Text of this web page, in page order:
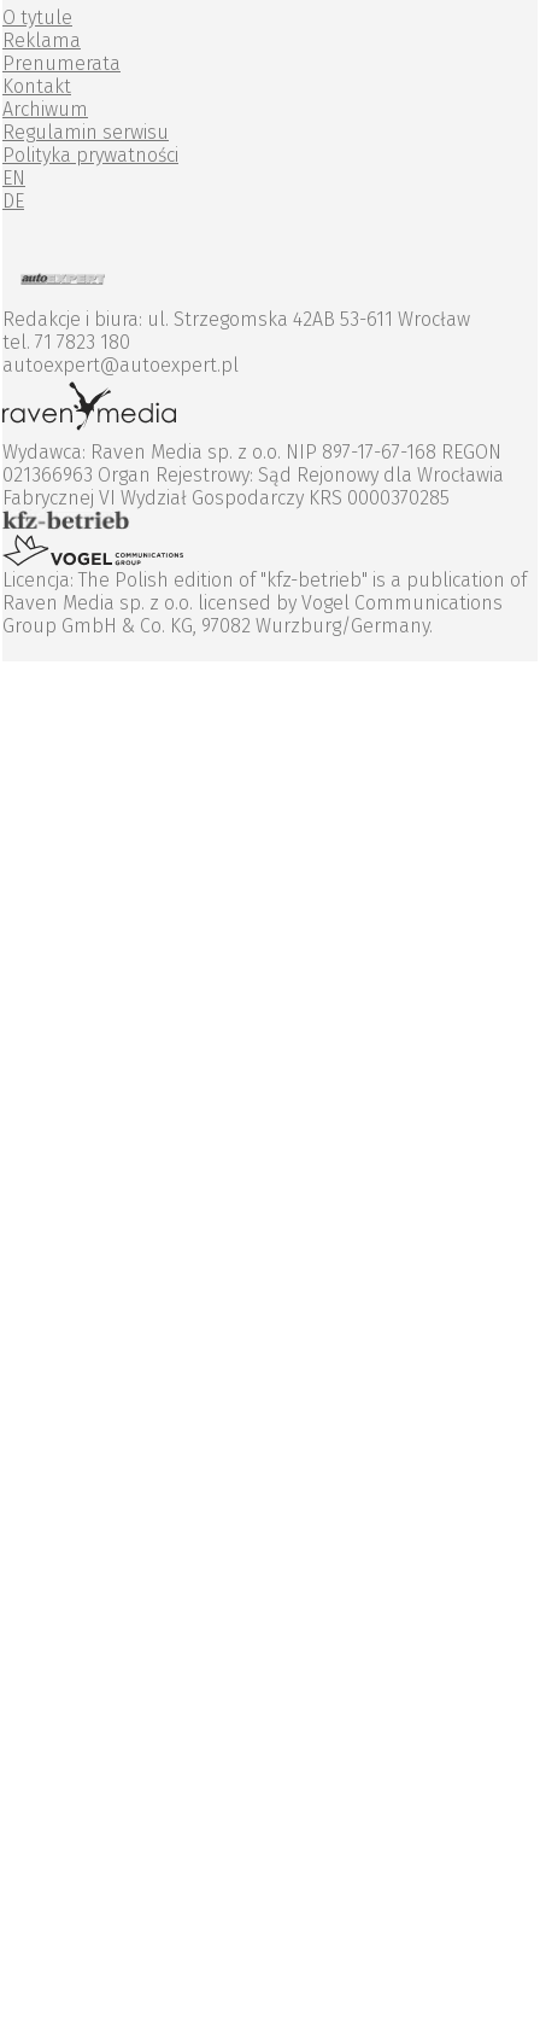
O tytule
Reklama
Prenumerata
Kontakt
Archiwum
Regulamin serwisu
Polityka prywatności
EN
DE
Redakcje i biura: ul. Strzegomska 42AB 53-611 Wrocław
tel. 71 7823 180
autoexpert@autoexpert.pl
Wydawca: Raven Media sp. z o.o. NIP 897-17-67-168 REGON
021366963 Organ Rejestrowy: Sąd Rejonowy dla Wrocławia
Fabrycznej VI Wydział Gospodarczy KRS 0000370285
Licencja: The Polish edition of "kfz-betrieb" is a publication of
Raven Media sp. z o.o. licensed by Vogel Communications
Group GmbH & Co. KG, 97082 Wurzburg/Germany.